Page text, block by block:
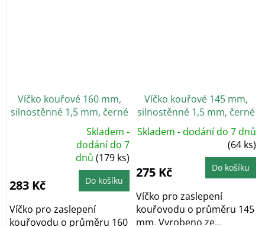
Víčko kouřové 160 mm,
silnostěnné 1,5 mm, černé
z
5
hvězdiček.
Skladem -
dodání do 7
dnů(179 ks)
283 Kč Do košíku
Víčko pro zaslepení
kouřovodu o průměru 160
Víčko kouřové 145 mm,
silnostěnné 1,5 mm, černé
Skladem - dodání do 7 dnů
(64 ks)
275 Kč Do košíku
Víčko pro zaslepení
kouřovodu o průměru 145
mm. Vyrobeno ze